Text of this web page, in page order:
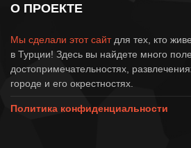
О ПРОЕКТЕ
Мы сделали этот сайтдля тех, кто
в Турции! Здесь вы найдете много
достопримечательностях,
городе и его окрестностях.
Политика конфиденциальности